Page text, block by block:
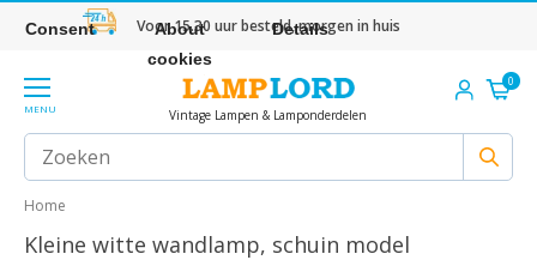
Voor 15.30 uur besteld, morgen in huis
MENU Vintage Lampen & Lamponderdelen
0
Home
Kleine witte wandlamp, schuin model
Consent
About
cookies
Details